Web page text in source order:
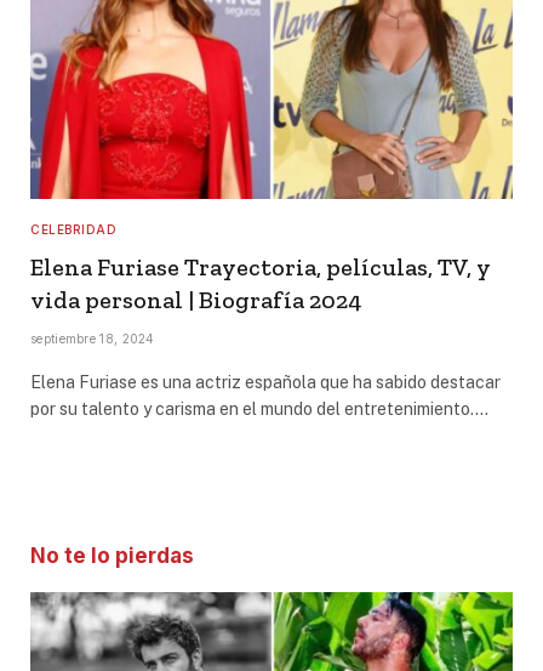
CELEBRIDAD
Elena Furiase Trayectoria, películas, TV, y
vida personal | Biografía 2024
septiembre 18, 2024
Elena Furiase es una actriz española que ha sabido destacar
por su talento y carisma en el mundo del entretenimiento.…
No te lo pierdas